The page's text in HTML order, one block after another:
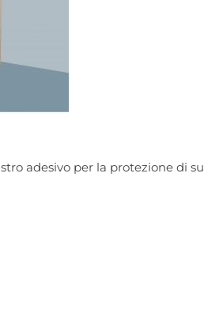
adesivo per la protezione di